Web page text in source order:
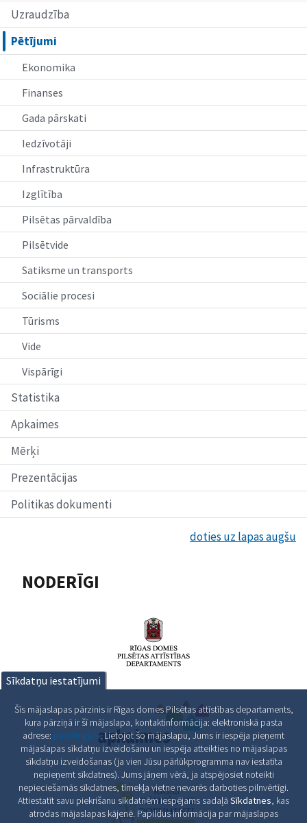
Uzraudzība
Pētījumi
Ekonomika
Finanses
Gada pārskati
Iedzīvotāji
Infrastruktūra
Izglītība
Pilsētas pārvaldība
Pilsētvide
Satiksme un transports
Sociālie procesi
Tūrisms
Vide
Vispārīgi
Statistika
Apkaimes
Mērķi
Prezentācijas
Politikas dokumenti
doties uz lapas augšu
NODERĪGI
Sīkdatņu iestatījumi
Šīs mājaslapas pārzinis ir Rīgas domes Pilsētas attīstības departaments,
kura pārziņā ir šī mājaslapa, kontaktinformācija: elektroniskā pasta
adrese: pad@riga.lv. Lietojot šo mājaslapu, Jums ir iespēja pieņemt
mājaslapas sīkdatņu izveidošanu un iespēja atteikties no mājaslapas
sīkdatņu izveidošanas (ja vien Jūsu pārlūkprogramma nav iestatīta
nepieņemt sīkdatnes). Jums jāņem vērā, ja atspējosiet noteikti
nepieciešamās sīkdatnes, tīmekļa vietne nevarēs darboties pilnvērtīgi.
Attiestatīt savu piekrišanu sīkdatnēm iespējams sadaļā Sīkdatnes, kas
atrodas mājaslapas kājenē. Papildus informācija par mājaslapas